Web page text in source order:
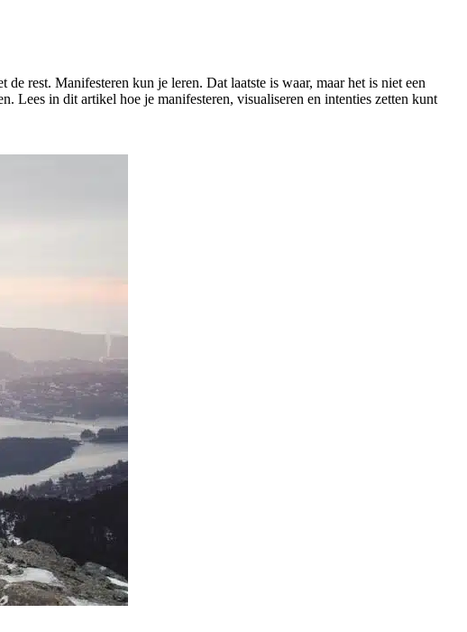
rest. Manifesteren kun je leren. Dat laatste is waar, maar het is niet een
Lees in dit artikel hoe je manifesteren, visualiseren en intenties zetten kunt